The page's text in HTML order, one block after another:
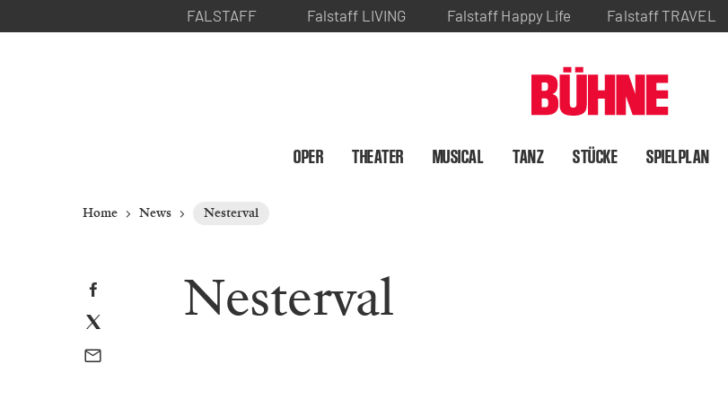
FALSTAFF Falstaff LIVING Falstaff Happy Life Falstaff TRAVEL
OPER THEATER MUSICAL TANZ STÜCKE SPIELPLAN
Home News Nesterval
Nesterval